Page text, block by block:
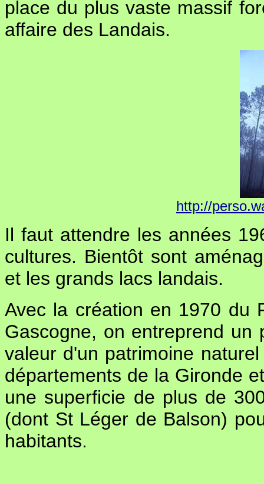
place du plus vaste massif
affaire des Landais.
http://
Il faut attendre les années
cultures. Bientôt sont
et les grands lacs landais.
Avec la création en 1970 du
Gascogne, on entreprend
valeur d'un patrimoine
départements de la Gironde
une superficie de plus de
(dont St Léger de Balson)
habitants.